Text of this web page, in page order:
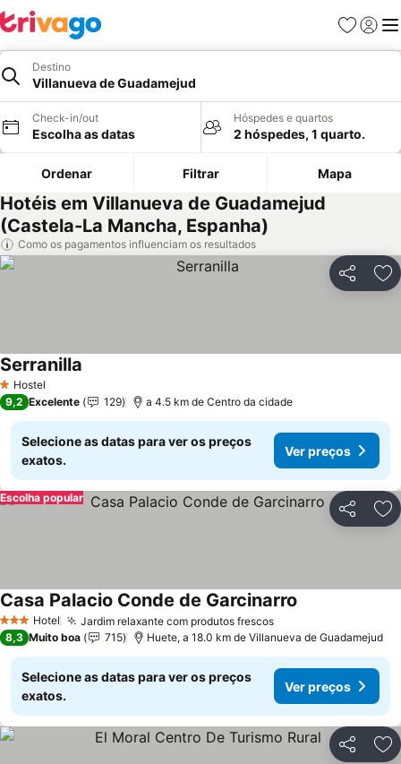
Favoritos
Iniciar
Destino
Villanueva de Guadamejud
Check-in/out
Escolha as datas
Hóspedes e quartos
2 hóspedes, 1 quarto.
Ordenar Filtrar Mapa
Hotéis em Villanueva de Guadamejud
(Castela-La Mancha, Espanha)
Como os pagamentos influenciam os resultados
Partilhar
1 Estrelas
Hostel
Serranilla
9,2 Excelente 129 a 4.5 km de Centro da cidade
Selecione as datas para ver os preços
exatos.
Ver preços
Partilhar
Escolha popular
3 EstrelasHotel Jardim relaxante com produtos frescosVer preços
Casa Palacio Conde de Garcinarro
8,3 Muito boa 715 Huete, a 18.0 km de Villanueva de Guadamejud
Selecione as datas para ver os preços
exatos.
Ver preços
Partilhar